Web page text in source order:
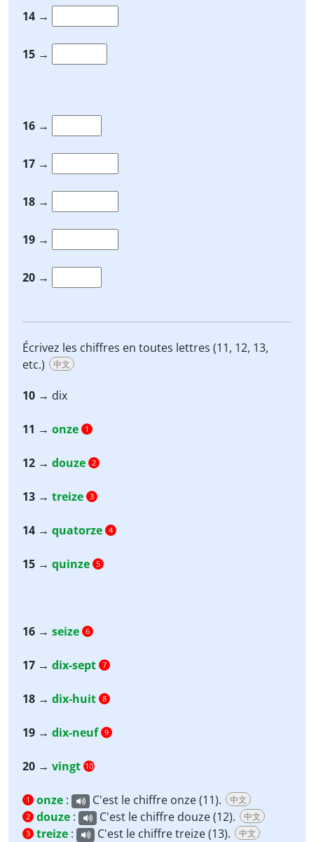
14 →
15 →
16 →
17 →
18 →
19 →
20 →
Écrivez les chiffres en toutes lettres (11, 12, 13,
etc.)
中文
10 → dix
11 → onze 1
12 → douze 2
13 → treize 3
14 → quatorze 4
15 → quinze 5
16 → seize 6
17 → dix-sept 7
18 → dix-huit 8
19 → dix-neuf 9
20 → vingt 10
1 onze : C'est le chiffre onze (11). 中文
2 douze : C'est le chiffre douze (12). 中文
3 treize : C'est le chiffre treize (13). 中文